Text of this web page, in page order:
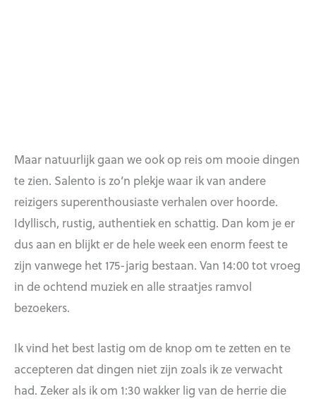
Maar natuurlijk gaan we ook op reis om mooie dingen
te zien. Salento is zo’n plekje waar ik van andere
reizigers superenthousiaste verhalen over hoorde.
Idyllisch, rustig, authentiek en schattig. Dan kom je er
dus aan en blijkt er de hele week een enorm feest te
zijn vanwege het 175-jarig bestaan. Van 14:00 tot vroeg
in de ochtend muziek en alle straatjes ramvol
bezoekers.
Ik vind het best lastig om de knop om te zetten en te
accepteren dat dingen niet zijn zoals ik ze verwacht
had. Zeker als ik om 1:30 wakker lig van de herrie die